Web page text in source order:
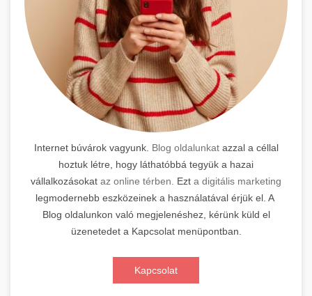
Internet búvárok vagyunk. Blog oldalunkatazzal a céllal
hoztuk létre, hogy láthatóbbá tegyük a hazai
vállalkozásokat az online térben. Ezt a digitális marketing
legmodernebb eszközeinek a használatával érjük el. A
Blog oldalunkon való megjelenéshez, kérünk küld el
üzenetedet a Kapcsolat menüpontban.
Kapcsolat